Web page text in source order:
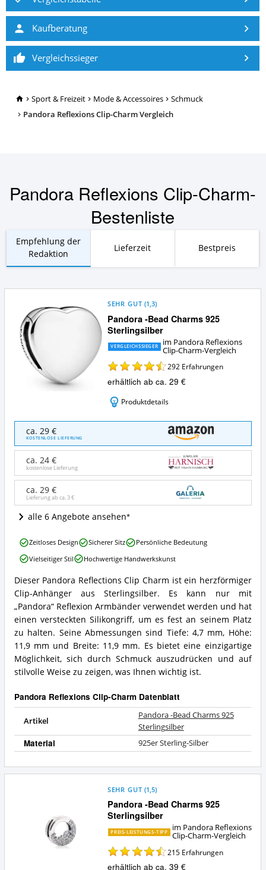
TopRatgeber24.de
Sport & Freizeit Mode & Accessoires
Schmuck
Pandora Reflexions Clip-Charm Vergleich
Kaufberatung
Vergleichssieger
Pandora Reflexions Clip-Charm-
Bestenliste
Empfehlung der
Redaktion
Lieferzeit Bestpreis
Pandora -Bead Charms 925
Sterlingsilber
SEHR GUT (1,3)
VERGLEICHSSIEGER
im Pandora Reflexions
Clip-Charm-Vergleich
292 Erfahrungen
erhältlich ab ca. 29 €
Produktdetails
Pandora
Bead
Charms
925
Sterlingsilber
Angebote:
ist
dieser
Reflexions
Clip-
Charm
erhältlich?
ca. 29 €
KOSTENLOSE LIEFERUNG
ca. 24 €
kostenlose Lieferung
ca. 29 €
Lieferung ab ca.3 €
alle 6 Angebote ansehen
Pandora
-
Bead
Charms
925
Sterlingsilber
Zusammenfassung:
Was
bietet
Pandora
Reflexions
Charm?
Dieser Pandora Reflections Clip Charm ist ein herzförmiger
Clip-Anhänger aus Sterlingsilber. Es kann nur mit
„Pandora“ Reflexion Armbänder verwendet werden und hat
einen versteckten Silikongriff, um es fest an seinem Platz
zu halten. Seine Abmessungen sind Tiefe: 4,7 mm, Höhe:
11,9 mm und Breite: 11,9 mm. Es bietet eine einzigartige
Möglichkeit, sich durch Schmuck auszudrücken und auf
stilvolle Weise zu zeigen, was Ihnen wichtig ist.
Pandora Reflexions Clip-Charm Datenblatt
Artikel
Pandora -Bead Charms 925
Sterlingsilber
Material 925er Sterling-Silber
Pandora
Bead
925
Sterlingsilber
Vorteile:
Was
spricht
für
diesen
Pandora
Reflexions
Zeitloses Design Sicherer Sitz
Persönliche Bedeutung
Vielseitiger Stil
Hochwertige Handwerkskunst
Pandora -Bead Charms 925
Sterlingsilber
SEHR GUT (1,5)
PREIS-LEISTUNGS-TIPP
im Pandora Reflexions
Clip-Charm-Vergleich
215 Erfahrungen
erhältlich ab ca. 39 €